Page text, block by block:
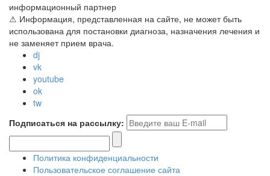
информационный партнер
⚠ Информация, представленная на сайте, не может быть
использована для постановки диагноза, назначения лечения и
не заменяет прием врача.
dj
vk
youtube
ok
tw
Подписаться на рассылку:
Политика конфиденциальности
Пользовательское соглашение сайта